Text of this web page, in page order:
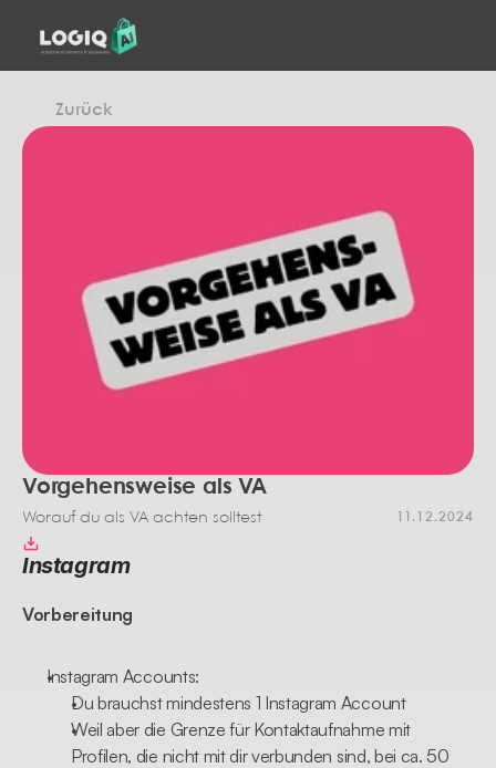
Zurück
Vorgehensweise als VA
Worauf du als VA achten solltest 11.12.2024
Instagram
Vorbereitung
Instagram Accounts:
Du brauchst mindestens 1 Instagram Account
Weil aber die Grenze für Kontaktaufnahme mit
Profilen, die nicht mit dir verbunden sind, bei ca. 50